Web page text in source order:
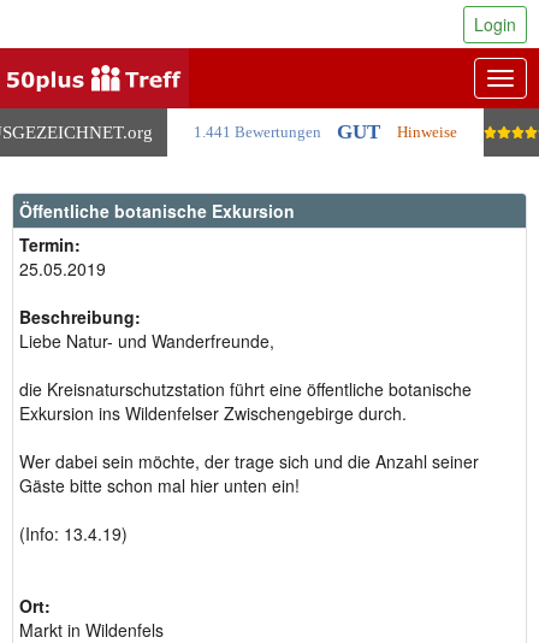
.org 1.441 Bewertungen GUT Hinweise
Login
Öffentliche botanische Exkursion
Termin:
25.05.2019
Beschreibung:
Liebe Natur- und Wanderfreunde,
die Kreisnaturschutzstation führt eine öffentliche botanische
Exkursion ins Wildenfelser Zwischengebirge durch.
Wer dabei sein möchte, der trage sich und die Anzahl seiner
Gäste bitte schon mal hier unten ein!
(Info: 13.4.19)
Ort:
Markt in Wildenfels